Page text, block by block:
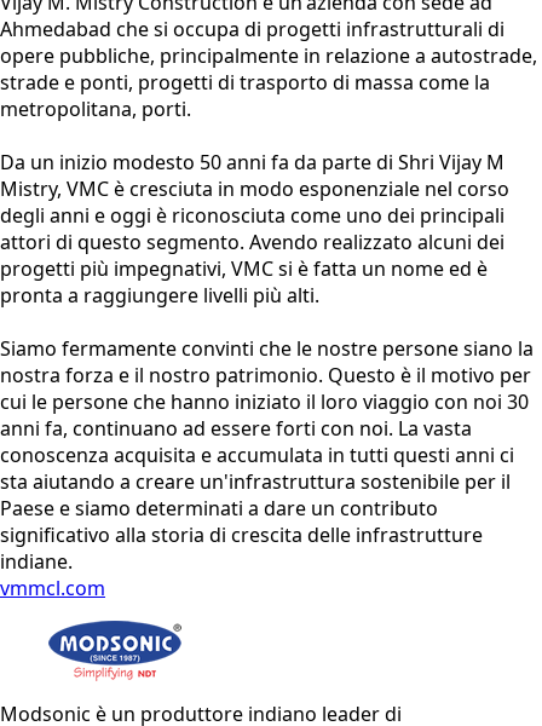
Ahmedabad che si occupa di progetti infrastrutturali di
opere pubbliche, principalmente in relazione a autostrade,
strade e ponti, progetti di trasporto di massa come la
metropolitana, porti.
Da un inizio modesto 50 anni fa da parte di Shri Vijay M
Mistry, VMC è cresciuta in modo esponenziale nel corso
degli anni e oggi è riconosciuta come uno dei principali
attori di questo segmento. Avendo realizzato alcuni dei
progetti più impegnativi, VMC si è fatta un nome ed è
pronta a raggiungere livelli più alti.
Siamo fermamente convinti che le nostre persone siano la
nostra forza e il nostro patrimonio. Questo è il motivo per
cui le persone che hanno iniziato il loro viaggio con noi 30
anni fa, continuano ad essere forti con noi. La vasta
conoscenza acquisita e accumulata in tutti questi anni ci
sta aiutando a creare un'infrastruttura sostenibile per il
Paese e siamo determinati a dare un contributo
significativo alla storia di crescita delle infrastrutture
indiane.
vmmcl.com
Modsonic è un produttore indiano leader di